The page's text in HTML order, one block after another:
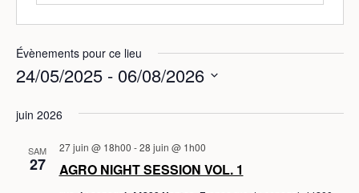
Évènements pour ce lieu
24/05/2025 - 06/08/2026
é
juin 2026
SAM
27 AGRO NIGHT SESSION VOL. 1
27 juin @ 18h00 -28 juin @ 1h00